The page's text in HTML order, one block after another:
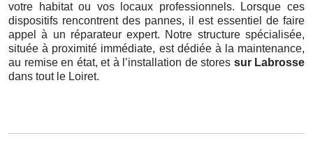
votre habitat ou vos locaux professionnels. Lorsque ces
dispositifs rencontrent des pannes, il est essentiel de faire
appel à un réparateur expert. Notre structure spécialisée,
située à proximité immédiate, est dédiée à la maintenance,
au remise en état, et à l’installation de stores sur Labrosse
dans tout le Loiret.